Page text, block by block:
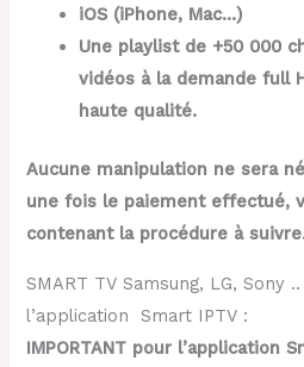
iOS (iPhone, Mac…)
Une playlist de +50 000
vidéos à la demande full
haute qualité.
Aucune manipulation ne sera
une fois le paiement effectué,
contenant la procédure à
SMART TV Samsung, LG, Sony
l’application Smart IPTV :
IMPORTANT pour l’application